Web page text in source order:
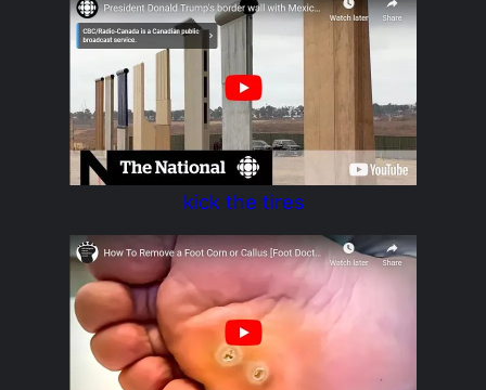
kick the tires